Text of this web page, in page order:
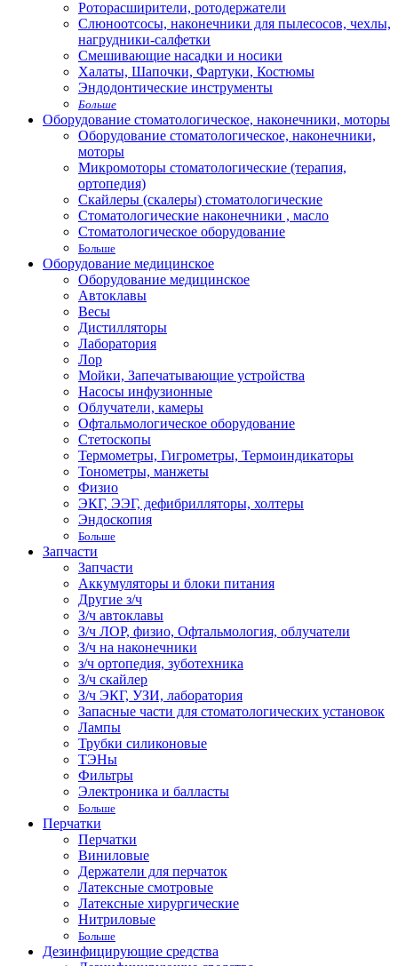
Роторасширители, ротодержатели
Слюноотсосы, наконечники для пылесосов, чехлы,
нагрудники-салфетки
Смешивающие насадки и носики
Халаты, Шапочки, Фартуки, Костюмы
Эндодонтические инструменты
Больше
Оборудование стоматологическое, наконечники, моторы
Оборудование стоматологическое, наконечники,
моторы
Микромоторы стоматологические (терапия,
ортопедия)
Скайлеры (скалеры) стоматологические
Стоматологические наконечники , масло
Стоматологическое оборудование
Больше
Оборудование медицинское
Оборудование медицинское
Автоклавы
Весы
Дистилляторы
Лаборатория
Лор
Мойки, Запечатывающие устройства
Насосы инфузионные
Облучатели, камеры
Офтальмологическое оборудование
Стетоскопы
Термометры, Гигрометры, Термоиндикаторы
Тонометры, манжеты
Физио
ЭКГ, ЭЭГ, дефибрилляторы, холтеры
Эндоскопия
Больше
Запчасти
Запчасти
Аккумуляторы и блоки питания
Другие з/ч
З/ч автоклавы
З/ч ЛОР, физио, Офтальмология, облучатели
З/ч на наконечники
з/ч ортопедия, зуботехника
З/ч скайлер
З/ч ЭКГ, УЗИ, лаборатория
Запасные части для стоматологических установок
Лампы
Трубки силиконовые
ТЭНы
Фильтры
Электроника и балласты
Больше
Перчатки
Перчатки
Виниловые
Держатели для перчаток
Латексные смотровые
Латексные хирургические
Нитриловые
Больше
Дезинфицирующие средства